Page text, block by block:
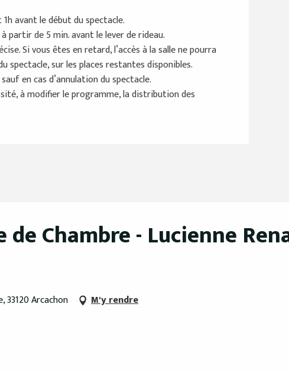
avant le début du spectacle.
partir de 5 min. avant le lever de rideau.
Si vous êtes en retard, l’accès à la salle ne pourra
spectacle, sur les places restantes disponibles.
en cas d’annulation du spectacle.
à modifier le programme, la distribution des
de Chambre - Lucienne
33120 Arcachon M'y rendre